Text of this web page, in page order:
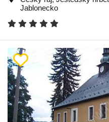
Jablonecko